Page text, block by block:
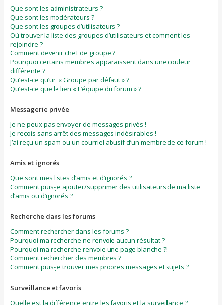
Que sont les administrateurs ?
Que sont les modérateurs ?
Que sont les groupes d’utilisateurs ?
Où trouver la liste des groupes d’utilisateurs et comment les
rejoindre ?
Comment devenir chef de groupe ?
Pourquoi certains membres apparaissent dans une couleur
différente ?
Qu’est-ce qu’un « Groupe par défaut » ?
Qu’est-ce que le lien « L’équipe du forum » ?
Messagerie privée
Je ne peux pas envoyer de messages privés !
Je reçois sans arrêt des messages indésirables !
J’ai reçu un spam ou un courriel abusif d’un membre de ce forum !
Amis et ignorés
Que sont mes listes d’amis et d’ignorés ?
Comment puis-je ajouter/supprimer des utilisateurs de ma liste
d’amis ou d’ignorés ?
Recherche dans les forums
Comment rechercher dans les forums ?
Pourquoi ma recherche ne renvoie aucun résultat ?
Pourquoi ma recherche renvoie une page blanche ?!
Comment rechercher des membres ?
Comment puis-je trouver mes propres messages et sujets ?
Surveillance et favoris
Quelle est la différence entre les favoris et la surveillance ?